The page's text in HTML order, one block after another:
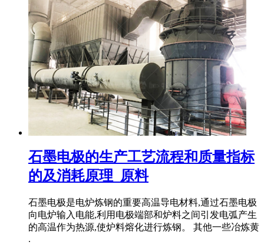
石墨电极的生产工艺流程和质量指标
的及消耗原理_原料
石墨电极是电炉炼钢的重要高温导电材料,通过石墨电极
向电炉输入电能,利用电极端部和炉料之间引发电弧产生
的高温作为热源,使炉料熔化进行炼钢。 其他一些冶炼黄
.